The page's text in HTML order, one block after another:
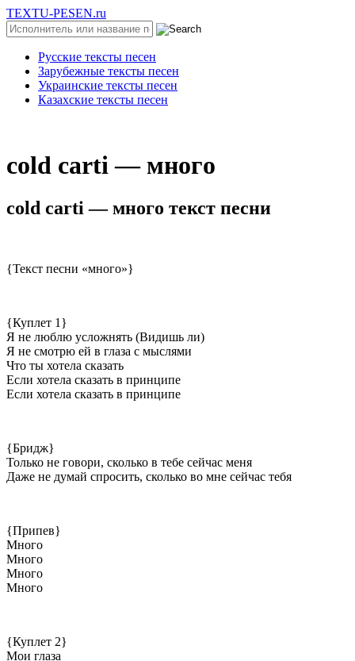
TEXTU-PESEN.ru
Русские тексты песен
Зарубежные тексты песен
Украинские тексты песен
Казахские тексты песен
​соld саrti — мнoгo
​соld саrti — мнoгo текст песни
{Текст песни «много»}
{Куплет 1}
Я не люблю усложнять (Видишь ли)
Я не смотрю ей в глаза с мыслями
Что ты хотела сказать
Если хотела сказать в принципе
Если хотела сказать в принципе
{Бридж}
Только не говори, сколько в тебе сейчас меня
Даже не думай спросить, сколько во мне сейчас тебя
{Припев}
Много
Много
Много
Много
{Куплет 2}
Мои глаза